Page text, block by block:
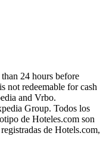
24 hours before
not redeemable for cash
and Vrbo.
Group. Todos los
de Hoteles.com son
de Hotels.com,